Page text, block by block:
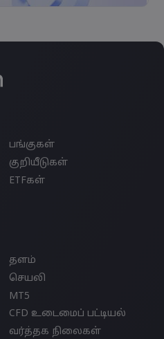
பங்குகள்
குறியீடுகள்
ETFகள்
தளம்
செயலி
MT5
CFD உடைமைப் பட்டியல்
வர்த்தக நிலைகள்